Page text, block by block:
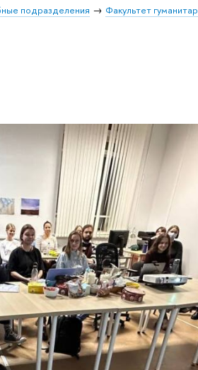
подразделения Факультет